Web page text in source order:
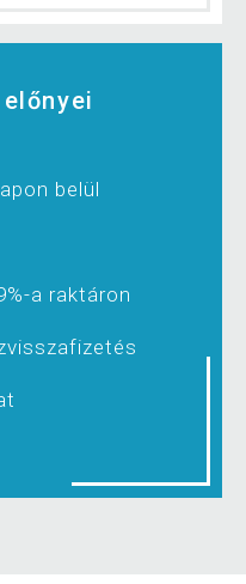
belül
a raktáron